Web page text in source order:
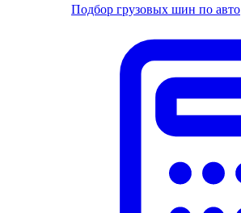
Подбор грузовых шин по авто